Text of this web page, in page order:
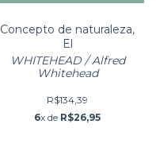
Concepto de naturaleza,
El
WHITEHEAD / Alfred
Whitehead
R$134,39
6x de R$26,95